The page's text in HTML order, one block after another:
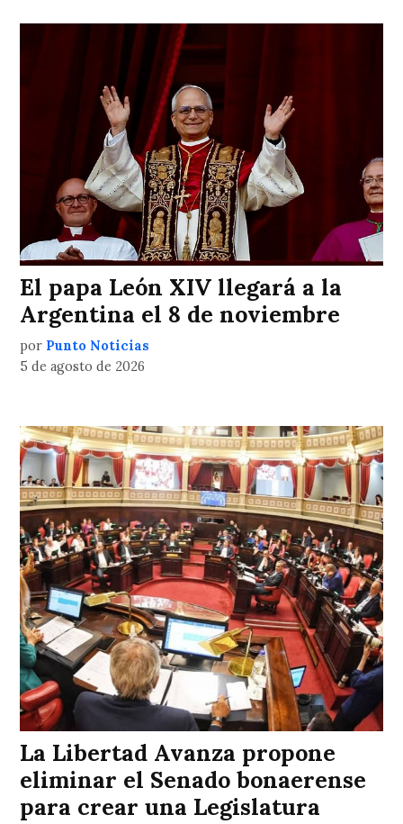
El papa León XIV llegará a la
Argentina el 8 de noviembre
por Punto Noticias
5 de agosto de 2026
La Libertad Avanza propone
eliminar el Senado bonaerense
para crear una Legislatura